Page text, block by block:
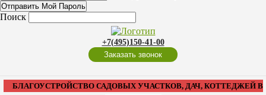
Поиск
+7(495)150-41-00
Заказать звонок
БЛАГОУСТРОЙСТВО САДОВЫХ УЧАСТКОВ, ДАЧ, КОТТЕДЖЕЙ В